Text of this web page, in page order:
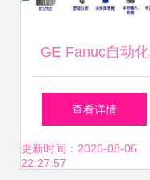
GE Fanuc自动化
Proficy Historian在
邯钢集团全厂实时
查看详情
更新时间：2026-08-06
22:27:57